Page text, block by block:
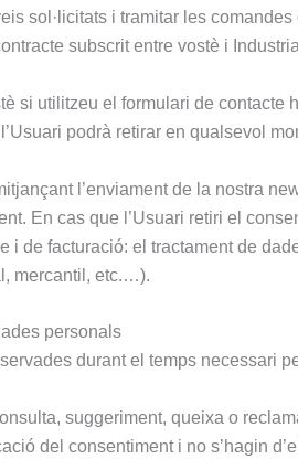
sol·licitats i tramitar les
subscrit entre vostè i
si utilitzeu el formulari de
podrà retirar en qualsevol
l’enviament de la nostra
En cas que l’Usuari retiri el
i de facturació: el tractament de
mercantil, etc.…).
personals
durant el temps necessari
suggeriment, queixa o
del consentiment i no s’hagin